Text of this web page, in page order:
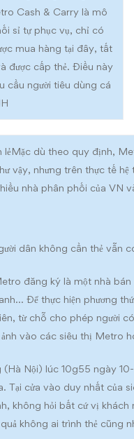
Cash & Carry là mô
sỉ tự phục vụ, chỉ có
mua hàng tại đây, tất
được cấp thẻ. Điều này
cầu người tiêu dùng cá
lẻMặc dù theo quy định,
vậy, nhưng trên thực tế
nhà phân phối của VN
dân không cần thẻ vẫn
đăng ký là một nhà
Để thực hiện phương
từ chỗ cho phép người
ảnh vào các siêu thị Metro
Nội) lúc 10g55 ngày
Tại cửa vào duy nhất của
không hỏi bất cứ vị
không ai trình thẻ cũng